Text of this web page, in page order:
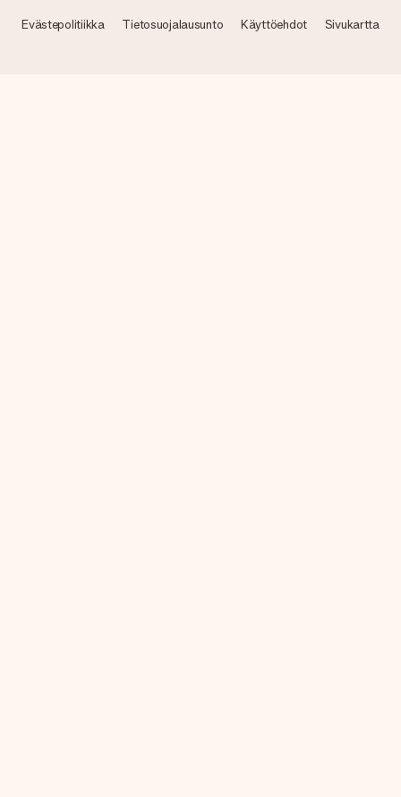
Evästepolitiikka Tietosuojalausunto Käyttöehdot Sivukartta